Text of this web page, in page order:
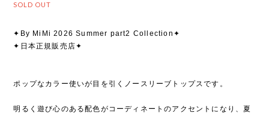
SOLD OUT
✦By MiMi 2026 Summer part2 Collection✦
✦日本正規販売店✦
ポップなカラー使いが目を引くノースリーブトップスです。
明るく遊び心のある配色がコーディネートのアクセントになり、夏